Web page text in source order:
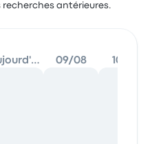
antérieures.
Aujourd'hui 09/08 10/08